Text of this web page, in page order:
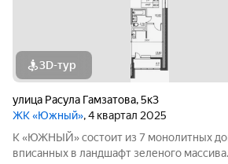
3D-тур
улица Расула Гамзатова,5к3
ЖК «Южный», 4 квартал 2025
К «ЮЖНЫЙ» состоит из 7 монолитных
вписанных в ландшафт зеленого